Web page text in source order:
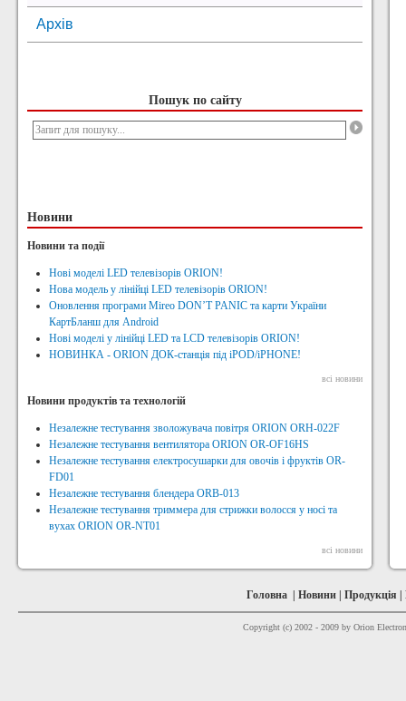
Архів
Пошук по сайту
Новини
Новини та події
Нові моделі LED телевізорів ORION!
Нова модель у лінійці LED телевізорів ORION!
Оновлення програми Mireo DON’T PANIC та карти України
КартБланш для Android
Нові моделі у лінійці LED та LCD телевізорів ORION!
НОВИНКА - ORION ДОК-станція під iPOD/iPHONE!
всі новини
Новини продуктів та технологій
Незалежне тестування зволожувача повітря ORION ORH-022F
Незалежне тестування вентилятора ORION OR-OF16HS
Незалежне тестування електросушарки для овочів і фруктів OR-
FD01
Незалежне тестування блендера ORB-013
Незалежне тестування триммера для стрижки волосся у носі та
вухах ORION OR-NT01
всі новини
Головна Новини Продукція
Copyright (c) 2002 - 2009 by Orion